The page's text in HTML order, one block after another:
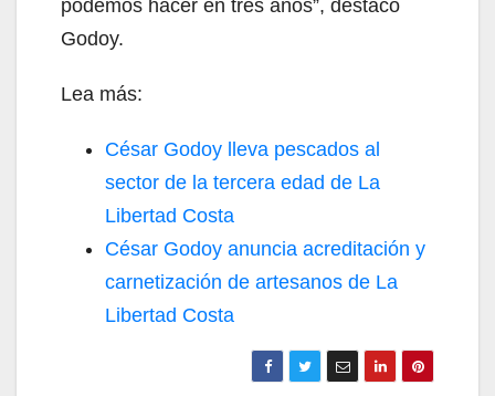
podemos hacer en tres años”, destacó
Godoy.
Lea más:
César Godoy lleva pescados al
sector de la tercera edad de La
Libertad Costa
César Godoy anuncia acreditación y
carnetización de artesanos de La
Libertad Costa